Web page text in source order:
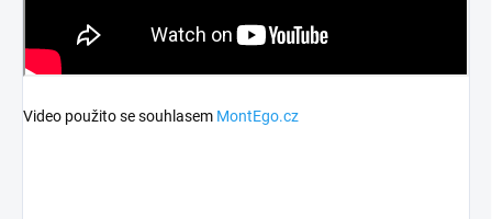
Video použito se souhlasem MontEgo.cz